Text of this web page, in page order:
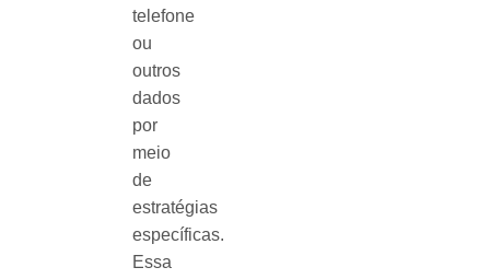
telefone
ou
outros
dados
por
meio
de
estratégias
específicas.
Essa